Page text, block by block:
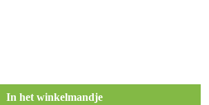
In het winkelmandje